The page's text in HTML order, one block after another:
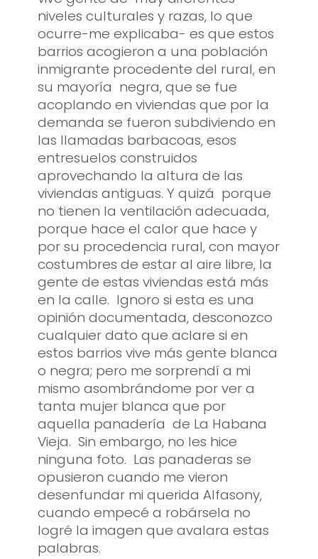
niveles culturales y razas, lo que
ocurre-me explicaba- es que estos
barrios acogieron a una población
inmigrante procedente del rural, en
su mayoría negra, que se fue
acoplando en viviendas que por la
demanda se fueron subdiviendo en
las llamadas barbacoas, esos
entresuelos construidos
aprovechando la altura de las
viviendas antiguas. Y quizá porque
no tienen la ventilación adecuada,
porque hace el calor que hace y
por su procedencia rural, con mayor
costumbres de estar al aire libre, la
gente de estas viviendas está más
en la calle. Ignoro si esta es una
opinión documentada, desconozco
cualquier dato que aclare si en
estos barrios vive más gente blanca
o negra; pero me sorprendí a mi
mismo asombrándome por ver a
tanta mujer blanca que por
aquella panadería de La Habana
Vieja. Sin embargo, no les hice
ninguna foto. Las panaderas se
opusieron cuando me vieron
desenfundar mi querida Alfasony,
cuando empecé a robársela no
logré la imagen que avalara estas
palabras.